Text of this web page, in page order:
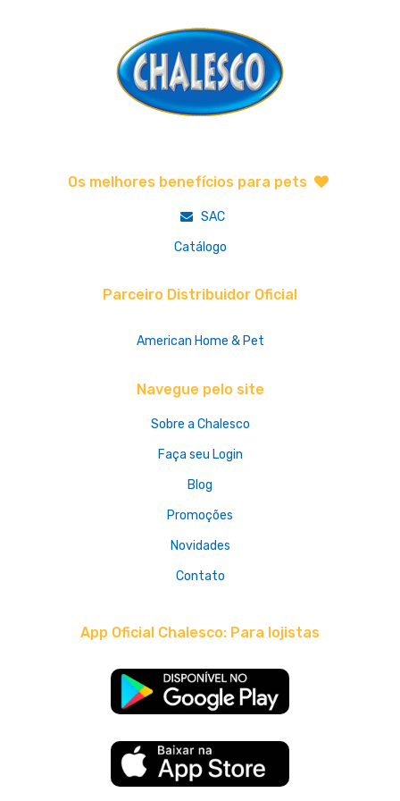
Os melhores benefícios para pets
SAC
Catálogo
Parceiro Distribuidor Oficial
American Home & Pet
Navegue pelo site
Sobre a Chalesco
Faça seu Login
Blog
Promoções
Novidades
Contato
App Oficial Chalesco: Para lojistas